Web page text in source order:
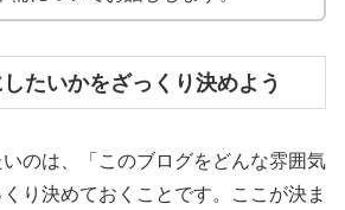
たいかをざっくり決めよう
のは、「このブログをどんな雰囲気
り決めておくことです。ここが決ま